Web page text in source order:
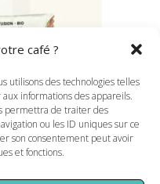
café ?
utilisons des technologies telles
informations des appareils.
permettra de traiter des
ou les ID uniques sur ce
son consentement peut avoir
et fonctions.